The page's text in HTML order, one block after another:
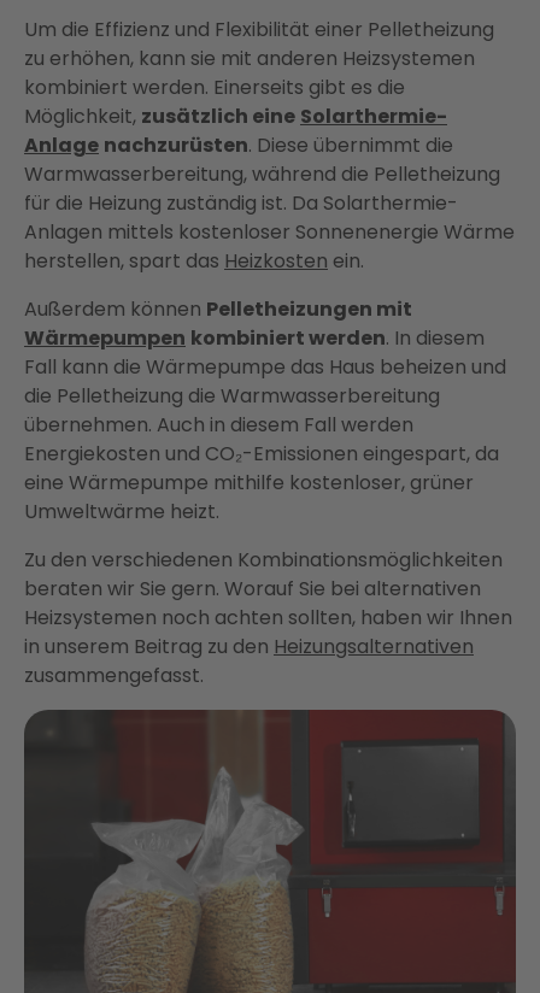
Um die Effizienz und Flexibilität einer Pelletheizung
zu erhöhen, kann sie mit anderen Heizsystemen
kombiniert werden. Einerseits gibt es die
Möglichkeit, zusätzlich eine Solarthermie-
Anlage nachzurüsten. Diese übernimmt die
Warmwasserbereitung, während die Pelletheizung
für die Heizung zuständig ist. Da Solarthermie-
Anlagen mittels kostenloser Sonnenenergie Wärme
herstellen, spart das Heizkosten ein.
Außerdem können Pelletheizungen mit
Wärmepumpen kombiniert werden. In diesem
Fall kann die Wärmepumpe das Haus beheizen und
die Pelletheizung die Warmwasserbereitung
übernehmen. Auch in diesem Fall werden
Energiekosten und CO₂-Emissionen eingespart, da
eine Wärmepumpe mithilfe kostenloser, grüner
Umweltwärme heizt.
Zu den verschiedenen Kombinationsmöglichkeiten
beraten wir Sie gern. Worauf Sie bei alternativen
Heizsystemen noch achten sollten, haben wir Ihnen
in unserem Beitrag zu den Heizungsalternativen
zusammengefasst.